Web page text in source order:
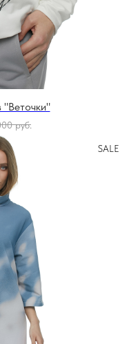
руб.
SALE